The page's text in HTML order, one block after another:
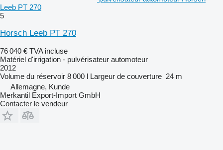
Leeb PT 270
5
Horsch Leeb PT 270
76 040 € TVA incluse
Matériel d'irrigation - pulvérisateur automoteur
2012
Volume du réservoir 8 000 l Largeur de couverture 24 m
Allemagne, Kunde
Merkantil Export-Import GmbH
Contacter le vendeur